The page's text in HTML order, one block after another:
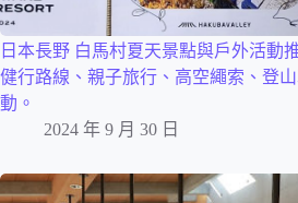
日本長野 白馬村夏天景點與戶外活動
健行路線、親子旅行、高空繩索、登
動。
2024 年 9 月 30 日